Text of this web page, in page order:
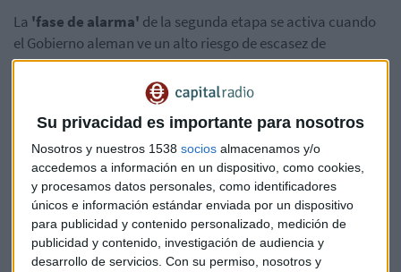
Su privacidad es importante para nosotros
Nosotros y nuestros 1538 socios almacenamos y/o
accedemos a información en un dispositivo, como cookies,
y procesamos datos personales, como identificadores
únicos e información estándar enviada por un dispositivo
para publicidad y contenido personalizado, medición de
publicidad y contenido, investigación de audiencia y
desarrollo de servicios. Con su permiso, nosotros y
La 'fase de alarma' de la segunda etapa se activa cuando
el Gobierno aleman ve un alto riesgo de escasez de
suministro de gas a largo plazo. Permite a las empresas
eléctricas repercutir los altos precios en la industria y los
hogares y contribuir así a reducir la demanda.
Ante la disminución de los flujos de gas procedentes de su
principal proveedor, Rusia, la primera economía europea ha
estado desde finales de marzo en la fase 1 de su plan de
emergencia, que incluye un control más estricto de los flujos
diarios y un esfuerzo por llenar las instalaciones de
almacenamiento de gas.